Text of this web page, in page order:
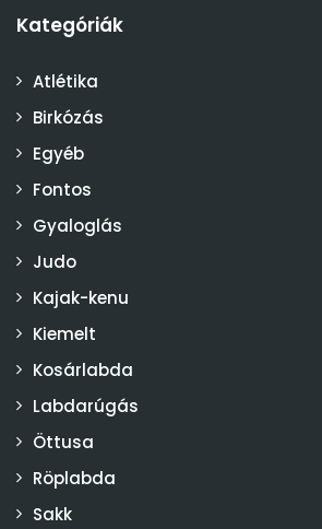
Kategóriák
Atlétika
Birkózás
Egyéb
Fontos
Gyaloglás
Judo
Kajak-kenu
Kiemelt
Kosárlabda
Labdarúgás
Öttusa
Röplabda
Sakk